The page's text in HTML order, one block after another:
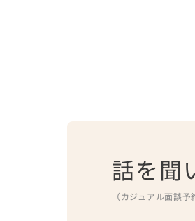
話を聞
（カジュアル面談予